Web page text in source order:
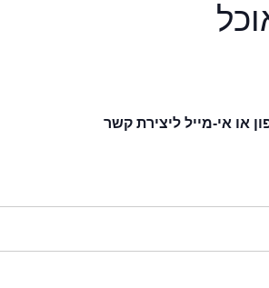
או אי-מייל ליצירת קשר